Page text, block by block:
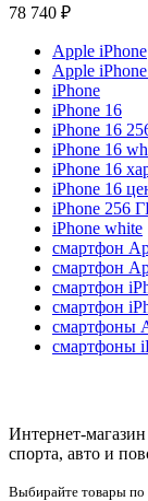
78 740 ₽
Apple iPhone
Apple
iPhone
iPhone 16
iPhone 16
iPhone 16
iPhone 16
iPhone 16
iPhone 256
iPhone white
смартфон
смартфон
смартфон
смартфон
смартфоны
смартфоны
Интернет-
спорта, авто и
Выбирайте товары по